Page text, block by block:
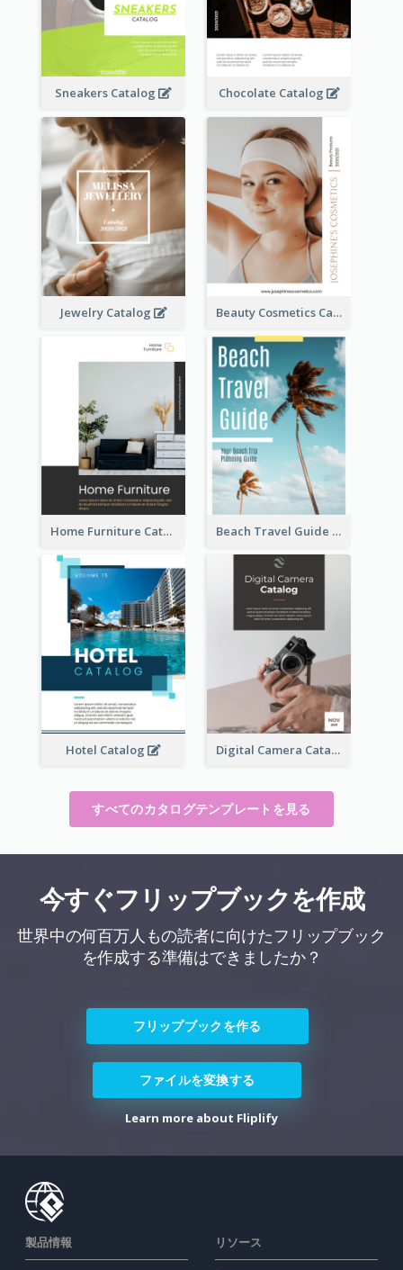
Sneakers Catalog Chocolate Catalog
Jewelry Catalog Beauty Cosmetics Catalog
Home Furniture Catalog Beach Travel Guide
Hotel Catalog Digital Camera Catalog
すべてのカタログテンプレートを見る
今すぐフリップブックを作成
世界中の何百万人もの読者に向けたフリップブック
を作成する準備はできましたか？
フリップブックを作る
ファイルを変換する
Learn more about Fliplify
製品情報 リソース